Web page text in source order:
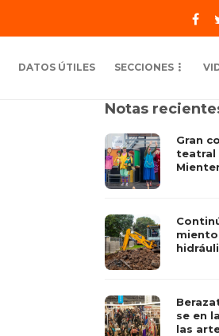
DATOS ÚTILES SECCIONES
Notas
Gran
teatral
miento
se en
las